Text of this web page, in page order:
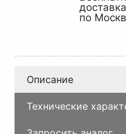
доставка
по
Описание
Технические